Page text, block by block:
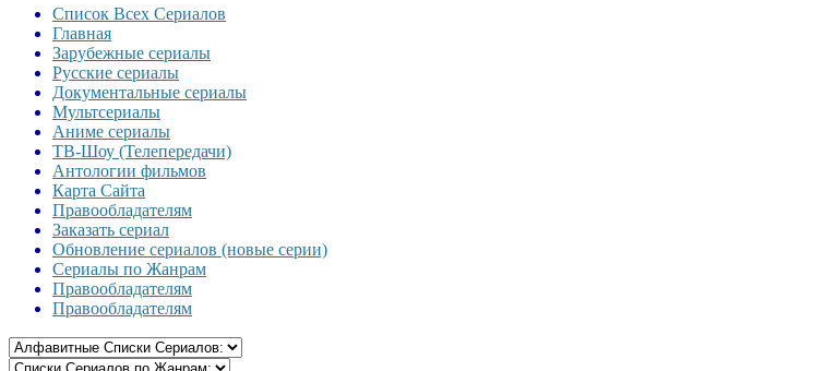
Список Всех Сериалов
Главная
Зарубежные сериалы
Русские сериалы
Документальные сериалы
Мультсериалы
Аниме сериалы
ТВ-Шоу (Телепередачи)
Антологии фильмов
Карта Сайта
Правообладателям
Заказать сериал
Обновление сериалов (новые серии)
Сериалы по Жанрам
Правообладателям
Правообладателям